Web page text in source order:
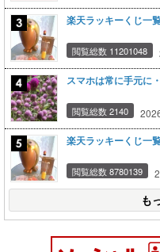
楽天ラッキーくじ一
閲覧総数 11201048
スマホは常に手元に
閲覧総数 2140
楽天ラッキーくじ一
閲覧総数 8780139
も